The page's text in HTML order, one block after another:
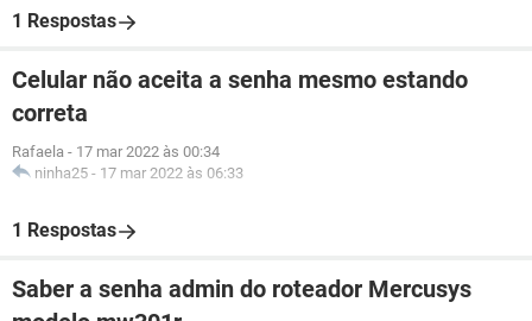
1 Respostas
Celular não aceita a senha mesmo estando
correta
Rafaela - 17 mar 2022 às 00:34
ninha25 - 17 mar 2022 às 06:33
1 Respostas
Saber a senha admin do roteador Mercusys